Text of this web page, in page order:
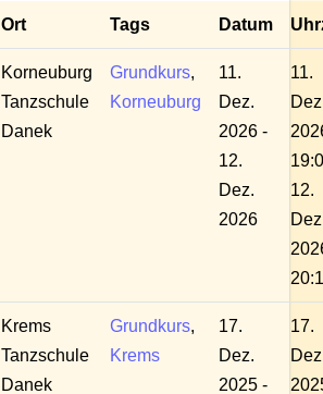
Ort Tags Datum
Korneuburg
Tanzschule
Danek
Grundkurs,
Korneuburg
11.
Dez.
2026 -
12.
Dez.
2026
11.
12.
Krems
Tanzschule
Danek
Grundkurs,
Krems
17.
Dez.
2025 -
17.